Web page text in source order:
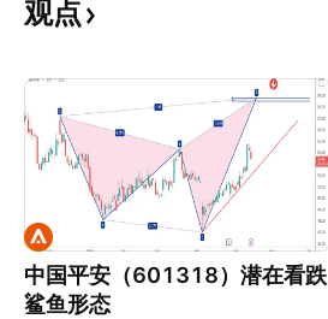
观点
中国平安（601318）潜在看跌
鲨鱼形态